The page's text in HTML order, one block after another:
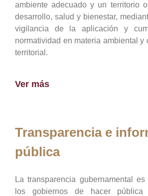
ambiente adecuado y un territorio
desarrollo, salud y bienestar,
vigilancia de la aplicación y
normatividad en materia ambiental y
territorial.
Ver más
Transparencia e
pública
La transparencia gubernamental
los gobiernos de hacer